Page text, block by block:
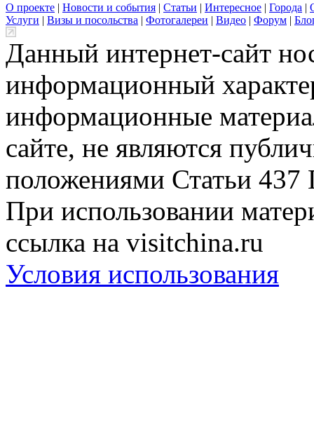
О проекте | Новости и события | Статьи | Интересное | Города |
Услуги | Визы и посольства | Фотогалереи | Видео | Форум |
Данный интернет-сайт
информационный
информационные
сайте, не являются
положениями Статьи 437
При использовании
ссылка на visitchina.ru
Условия использования